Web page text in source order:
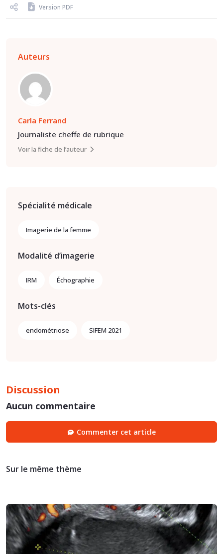
Version PDF
Auteurs
Carla Ferrand
Journaliste cheffe de rubrique
Voir la fiche de l’auteur
Spécialité médicale
Imagerie de la femme
Modalité d’imagerie
IRM Échographie
Mots-clés
endométriose SIFEM 2021
Discussion
Aucun commentaire
Commenter cet article
Sur le même thème